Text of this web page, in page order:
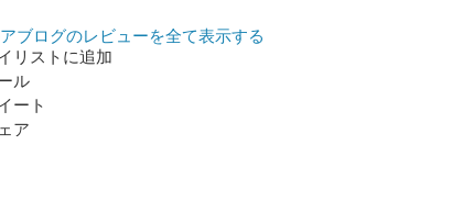
ブログのレビューを全て表示する
リストに追加
ル
ート
ア